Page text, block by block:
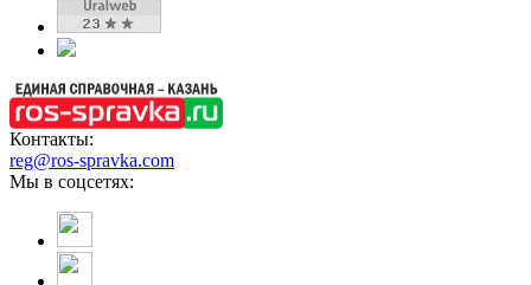
Контакты:
reg@ros-spravka.com
Мы в соцсетях: